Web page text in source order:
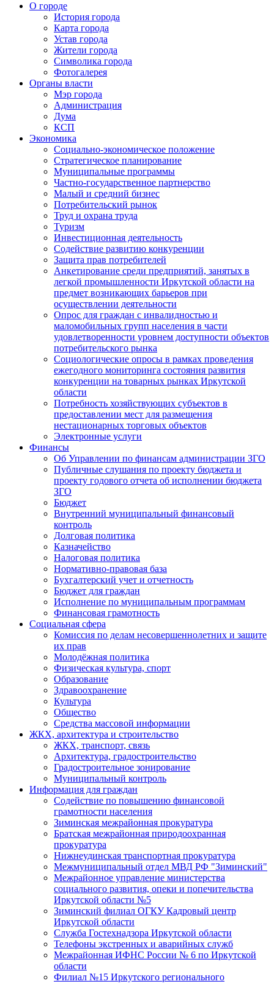
О городе
История города
Карта города
Устав города
Жители города
Символика города
Фотогалерея
Органы власти
Мэр города
Администрация
Дума
КСП
Экономика
Социально-экономическое положение
Стратегическое планирование
Муниципальные программы
Частно-государственное партнерство
Малый и средний бизнес
Потребительский рынок
Труд и охрана труда
Туризм
Инвестиционная деятельность
Содействие развитию конкуренции
Защита прав потребителей
Анкетирование среди предприятий, занятых в
легкой промышленности Иркутской области на
предмет возникающих барьеров при
осуществлении деятельности
Опрос для граждан с инвалидностью и
маломобильных групп населения в части
удовлетворенности уровнем доступности объектов
потребительского рынка
Социологические опросы в рамках проведения
ежегодного мониторинга состояния развития
конкуренции на товарных рынках Иркутской
области
Потребность хозяйствующих субъектов в
предоставлении мест для размещения
нестационарных торговых объектов
Электронные услуги
Финансы
Об Управлении по финансам администрации ЗГО
Публичные слушания по проекту бюджета и
проекту годового отчета об исполнении бюджета
ЗГО
Бюджет
Внутренний муниципальный финансовый
контроль
Долговая политика
Казначейство
Налоговая политика
Нормативно-правовая база
Бухгалтерский учет и отчетность
Бюджет для граждан
Исполнение по муниципальным программам
Финансовая грамотность
Социальная сфера
Комиссия по делам несовершеннолетних и защите
их прав
Молодёжная политика
Физическая культура, спорт
Образование
Здравоохранение
Культура
Общество
Средства массовой информации
ЖКХ, архитектура и строительство
ЖКХ, транспорт, связь
Архитектура, градостроительство
Градостроительное зонирование
Муниципальный контроль
Информация для граждан
Содействие по повышению финансовой
грамотности населения
Зиминская межрайонная прокуратура
Братская межрайонная природоохранная
прокуратура
Нижнеудинская транспортная прокуратура
Межмуниципальный отдел МВД РФ "Зиминский"
Межрайонное управление министерства
социального развития, опеки и попечительства
Иркутской области №5
Зиминский филиал ОГКУ Кадровый центр
Иркутской области
Служба Гостехнадзора Иркутской области
Телефоны экстренных и аварийных служб
Межрайонная ИФНС России № 6 по Иркутской
области
Филиал №15 Иркутского регионального